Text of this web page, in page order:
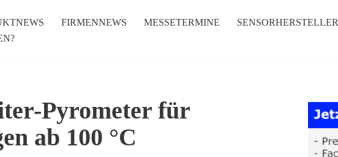
FIRMENNEWS MESSETERMINE SENSORHERSTELLER
Pyrometer für
ab 100 °C